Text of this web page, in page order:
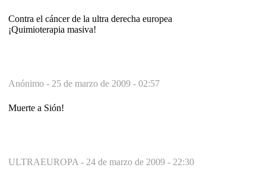
Contra el cáncer de la ultra derecha europea
¡Quimioterapia masiva!
Anónimo - 25 de marzo de 2009 - 02:57
Muerte a Sión!
ULTRAEUROPA - 24 de marzo de 2009 - 22:30